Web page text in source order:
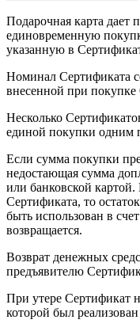
Подарочная карта дает
единовременную
указанную в
Номинал Сертификата
внесенной при покупке
Несколько
единой покупки одним
Если сумма покупки
недостающая сумма
или банковской
Сертификата, то
быть использован в
возвращается.
Возврат денежных
предъявителю
При утере Сертификат
которой был